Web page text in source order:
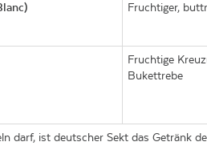
Fruchtiger,
Fruchtige
Bukettrebe
darf, ist deutscher Sekt das Getränk